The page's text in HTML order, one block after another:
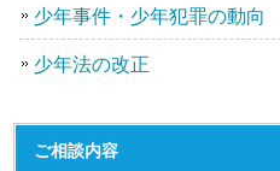
少年事件・少年犯罪の動向
少年法の改正
ご相談内容